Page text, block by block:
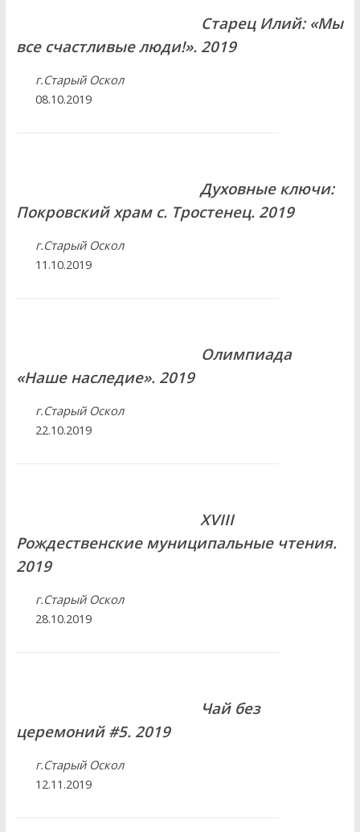
Старец Илий: «Мы
все счастливые люди!». 2019
г.Старый Оскол
08.10.2019
Духовные ключи:
Покровский храм с. Тростенец. 2019
г.Старый Оскол
11.10.2019
Олимпиада
«Наше наследие». 2019
г.Старый Оскол
22.10.2019
XVIII
Рождественские муниципальные чтения.
2019
г.Старый Оскол
28.10.2019
Чай без
церемоний #5. 2019
г.Старый Оскол
12.11.2019